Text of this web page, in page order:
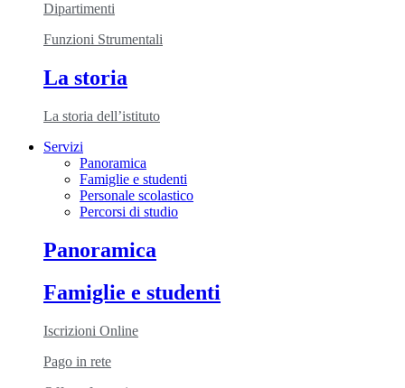
Dipartimenti
Funzioni Strumentali
La storia
La storia dell’istituto
Servizi
Panoramica
Famiglie e studenti
Personale scolastico
Percorsi di studio
Panoramica
Famiglie e studenti
Iscrizioni Online
Pago in rete